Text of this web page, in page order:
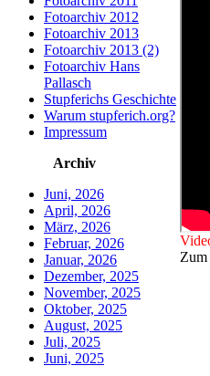
Fotoarchiv 2012
Fotoarchiv 2013
Fotoarchiv 2013 (2)
Fotoarchiv Hans
Pallasch
Stupferichs Geschichte
Warum stupferich.org?
Impressum
Archiv
Juni, 2026
April, 2026
März, 2026
Februar, 2026
Januar, 2026
Dezember, 2025
November, 2025
Oktober, 2025
August, 2025
Juli, 2025
Juni, 2025
Zum